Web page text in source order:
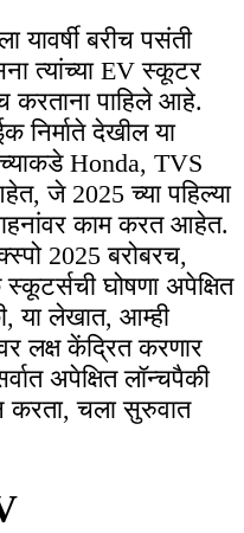
यावर्षी बरीच पसंती
त्यांच्या EV स्कूटर
करताना पाहिले आहे.
देखील या
Honda, TVS
जे 2025 च्या पहिल्या
काम करत आहेत.
2025 बरोबरच,
घोषणा अपेक्षित
या लेखात, आम्ही
लक्ष केंद्रित करणार
अपेक्षित लॉन्चपैकी
चला सुरुवात